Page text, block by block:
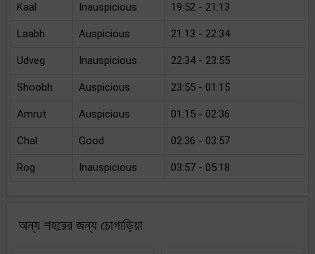
Kaal Inauspicious 19:52 - 21:13
Laabh Auspicious 21:13 - 22:34
Udveg Inauspicious 22:34 - 23:55
Shoobh Auspicious 23:55 - 01:15
Amrut Auspicious 01:15 - 02:36
Chal Good 02:36 - 03:57
Rog Inauspicious 03:57 - 05:18
অন্য শহরের জন্য চোগাড়িয়া